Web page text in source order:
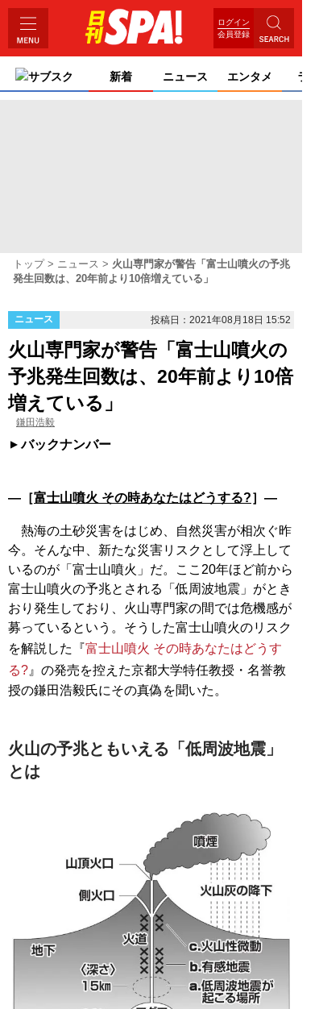
ログイン
会員登録
サブスク 新着 ニュース エンタメ ライ
トップ ニュース
火山専門家が警告「富士山噴火の予兆
発生回数は、20年前より10倍増えている」
ニュース 投稿日：2021年08月18日 15:52
火山専門家が警告「富士山噴火の
予兆発生回数は、20年前より10倍
増えている」
鎌田浩毅
バックナンバー
―［富士山噴火 その時あなたはどうする?］―
熱海の土砂災害をはじめ、自然災害が相次ぐ昨
今。そんな中、新たな災害リスクとして浮上して
いるのが「富士山噴火」だ。ここ20年ほど前から
富士山噴火の予兆とされる「低周波地震」がとき
おり発生しており、火山専門家の間では危機感が
募っているという。そうした富士山噴火のリスク
を解説した『富士山噴火 その時あなたはどうす
る? 』の発売を控えた京都大学特任教授・名誉教
授の鎌田浩毅氏にその真偽を聞いた。
火山の予兆ともいえる「低周波地震」
とは